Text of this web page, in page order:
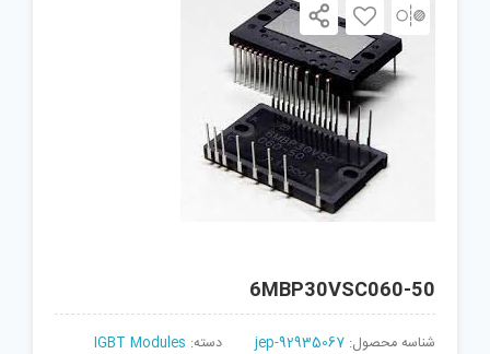
6MBP30VSC060-50
شناسه محصول: jep-92935067 دسته: IGBT Modules